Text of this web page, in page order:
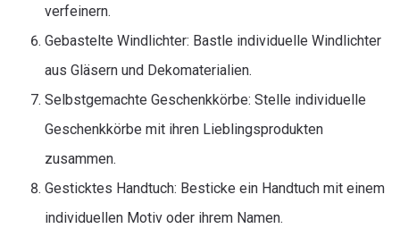
verfeinern.
Gebastelte Windlichter: Bastle individuelle Windlichter
aus Gläsern und Dekomaterialien.
Selbstgemachte Geschenkkörbe: Stelle individuelle
Geschenkkörbe mit ihren Lieblingsprodukten
zusammen.
Gesticktes Handtuch: Besticke ein Handtuch mit einem
individuellen Motiv oder ihrem Namen.